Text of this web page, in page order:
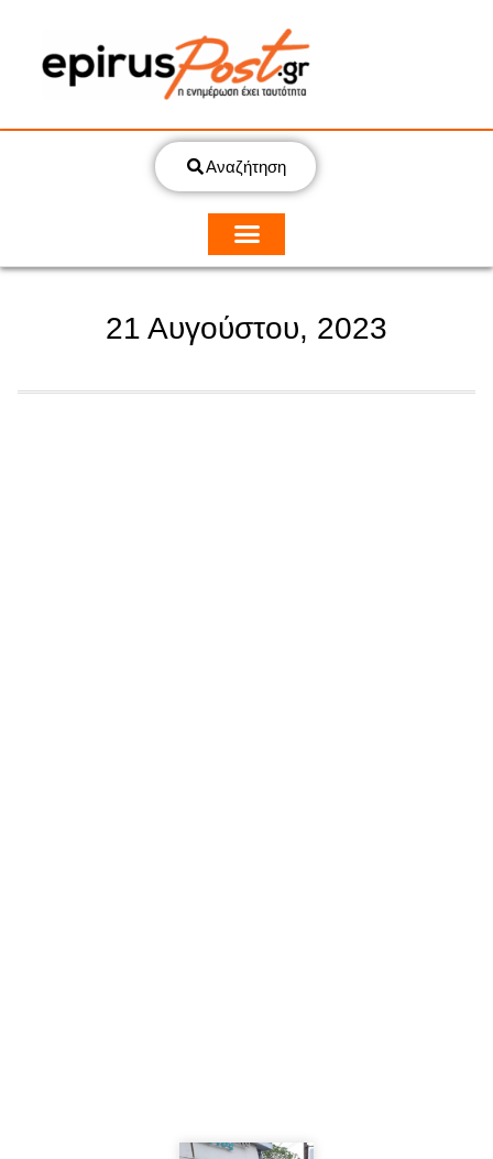
Αναζήτηση
21 Αυγούστου, 2023